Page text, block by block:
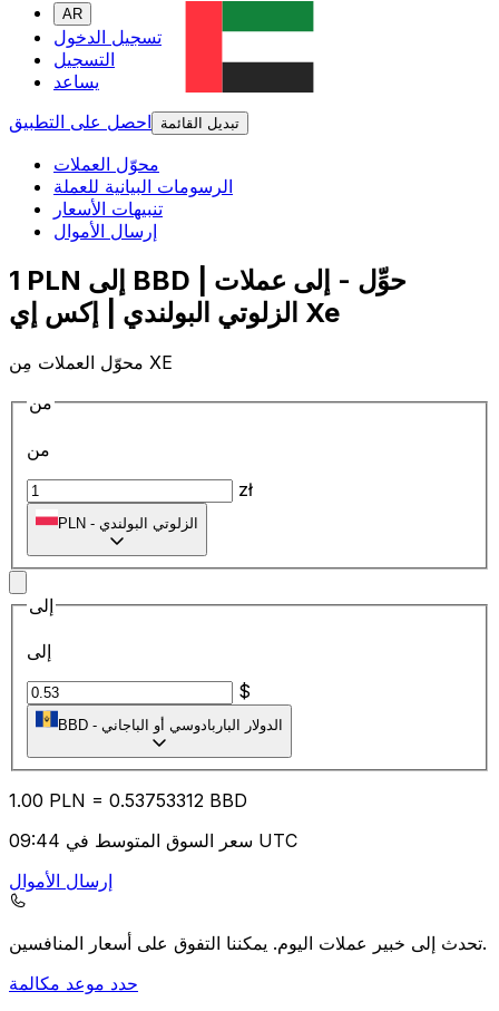
AR
تسجيل الدخول
التسجيل
يساعد
احصل على التطبيق
تبديل القائمة
محوّل العملات
الرسومات البيانية للعملة
تنبيهات الأسعار
إرسال الأموال
1 PLN إلى BBD | حوِّل - إلى عملات
الزلوتي البولندي | إكس إي Xe
محوّل العملات مِن XE
من
من
zł
PLN - الزلوتي البولندي
إلى
إلى
$
BBD - الدولار الباربادوسي أو الباجاني
1.00 PLN = 0.53753312 BBD
سعر السوق المتوسط في 09:44 UTC
إرسال الأموال
تحدث إلى خبير عملات اليوم.يمكننا التفوق على أسعار المنافسين.
حدد موعد مكالمة